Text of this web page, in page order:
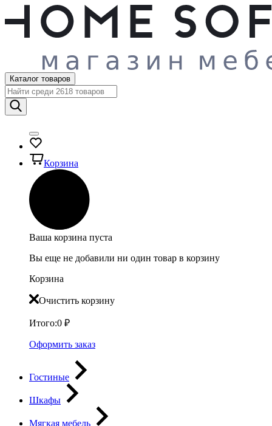
Каталог товаров
Корзина
Ваша корзина пуста
Вы еще не добавили ни один товар в корзину
Корзина
Очистить корзину
Итого:0 ₽
Оформить заказ
Гостиные
Шкафы
Мягкая мебель